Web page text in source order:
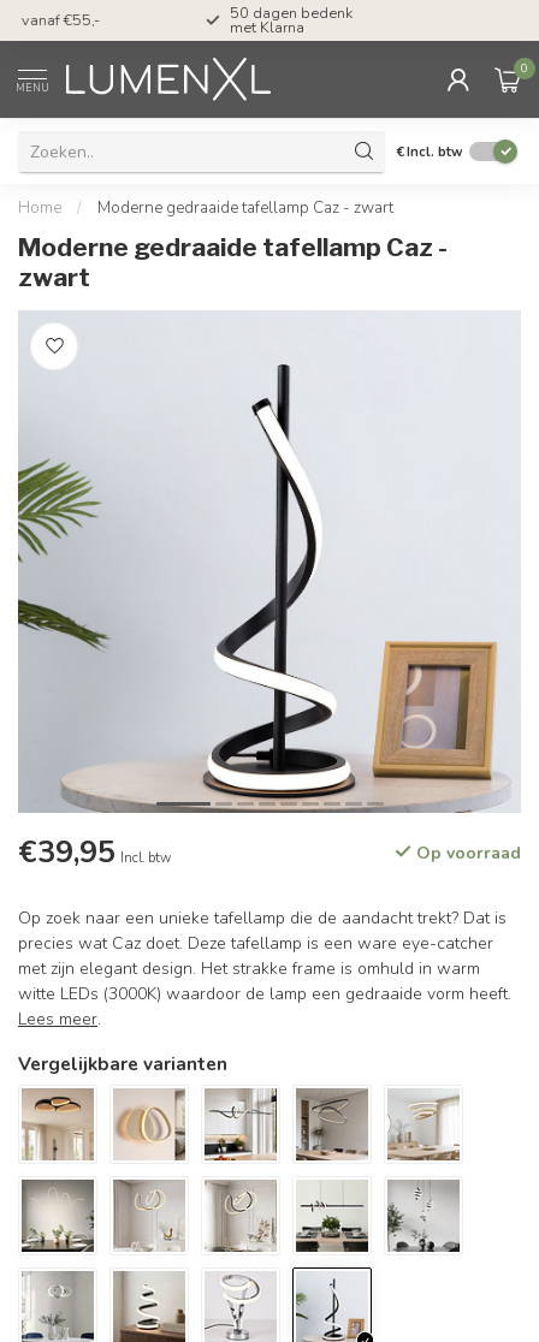
50 dagen bedenktijd & Betaal achteraf
met Klarna
MENU
0
€Incl. btw
Home / Moderne gedraaide tafellamp Caz - zwart
Moderne gedraaide tafellamp Caz -
zwart
€39,95 Incl. btw Op voorraad
Op zoek naar een unieke tafellamp die de aandacht trekt? Dat is
precies wat Caz doet. Deze tafellamp is een ware eye-catcher
met zijn elegant design. Het strakke frame is omhuld in warm
witte LEDs (3000K) waardoor de lamp een gedraaide vorm heeft.
Lees meer.
Vergelijkbare varianten